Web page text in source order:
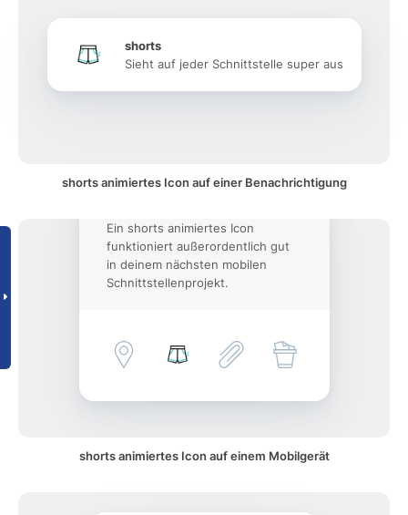
shorts
Sieht auf jeder Schnittstelle super aus
shorts animiertes Icon auf einer Benachrichtigung
Ein shorts animiertes Icon
funktioniert außerordentlich gut
in deinem nächsten mobilen
Schnittstellenprojekt.
shorts animiertes Icon auf einem Mobilgerät